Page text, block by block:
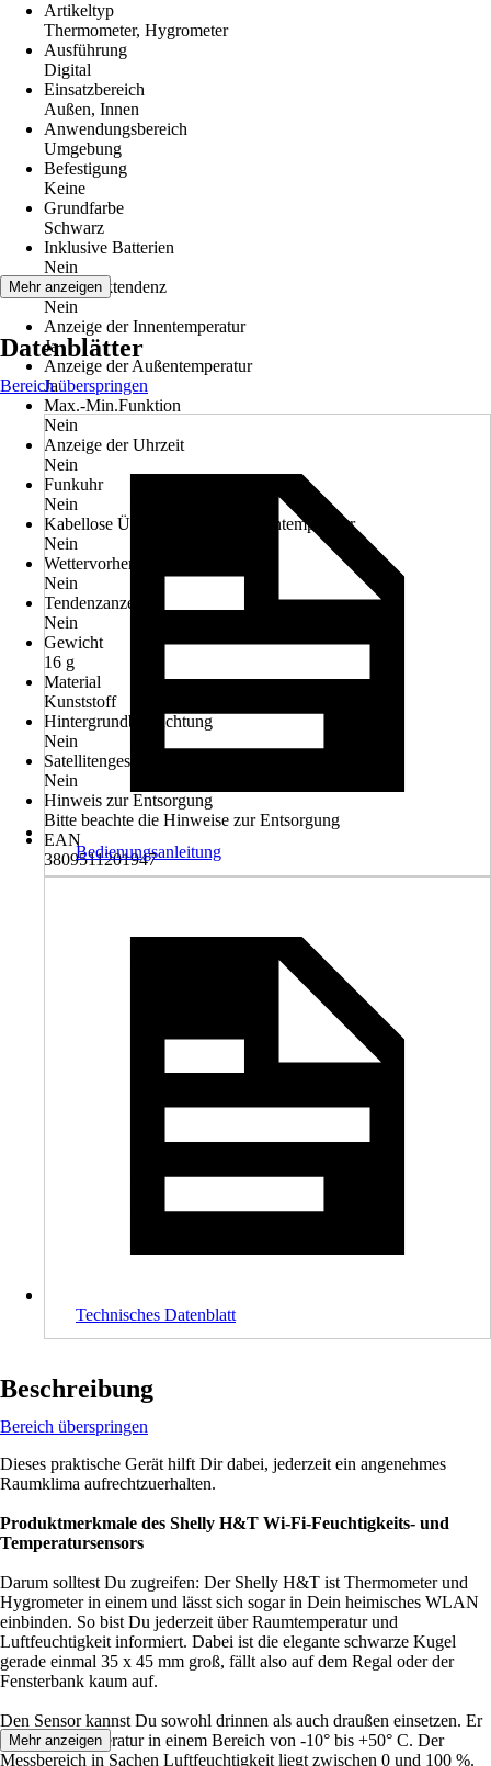
Artikeltyp
Thermometer, Hygrometer
Ausführung
Digital
Einsatzbereich
Außen, Innen
Anwendungsbereich
Umgebung
Befestigung
Keine
Grundfarbe
Schwarz
Inklusive Batterien
Nein
Luftdrucktendenz
Nein
Anzeige der Innentemperatur
Ja
Anzeige der Außentemperatur
Ja
Max.-Min.Funktion
Nein
Anzeige der Uhrzeit
Nein
Funkuhr
Nein
Kabellose Übertragung der Außentemperatur
Nein
Wettervorhersage mit Symbolen
Nein
Tendenzanzeigen
Nein
Gewicht
16 g
Material
Kunststoff
Hintergrundbeleuchtung
Nein
Satellitengestützte Funkwetterstation
Nein
Hinweis zur Entsorgung
Bitte beachte die Hinweise zur Entsorgung
EAN
3809511201947
Mehr anzeigen
Datenblätter
Bereich überspringen
Bedienungsanleitung
Technisches Datenblatt
Beschreibung
Bereich überspringen
Dieses praktische Gerät hilft Dir dabei, jederzeit ein angenehmes
Raumklima aufrechtzuerhalten.
Produktmerkmale des Shelly H&T Wi-Fi-Feuchtigkeits- und
Temperatursensors
Darum solltest Du zugreifen: Der Shelly H&T ist Thermometer und
Hygrometer in einem und lässt sich sogar in Dein heimisches WLAN
einbinden. So bist Du jederzeit über Raumtemperatur und
Luftfeuchtigkeit informiert. Dabei ist die elegante schwarze Kugel
gerade einmal 35 x 45 mm groß, fällt also auf dem Regal oder der
Fensterbank kaum auf.
Den Sensor kannst Du sowohl drinnen als auch draußen einsetzen. Er
misst die Temperatur in einem Bereich von -10° bis +50° C. Der
Messbereich in Sachen Luftfeuchtigkeit liegt zwischen 0 und 100 %.
Mehr anzeigen